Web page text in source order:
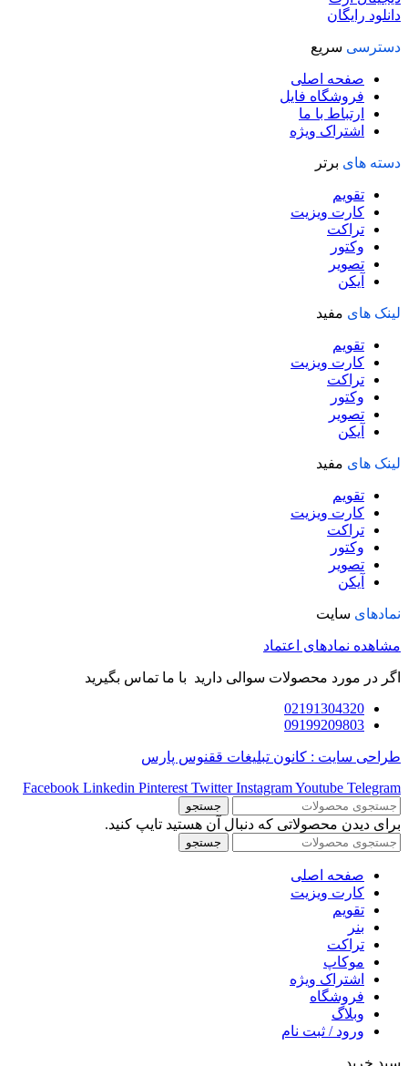
دانلود رایگان
دسترسی سریع
صفحه اصلی
فروشگاه فایل
ارتباط با ما
اشتراک ویژه
دسته های برتر
تقویم
کارت ویزیت
تراکت
وکتور
تصویر
آیکن
لینک های مفید
تقویم
کارت ویزیت
تراکت
وکتور
تصویر
آیکن
لینک های مفید
تقویم
کارت ویزیت
تراکت
وکتور
تصویر
آیکن
نمادهای سایت
مشاهده نمادهای اعتماد
اگر در مورد محصولات سوالی دارید با ما تماس بگیرید
02191304320
09199209803
طراحی سایت : کانون تبلیغات ققنوس پارس
Facebook Linkedin Pinterest Twitter InstagramYoutube Telegram
جستجو
برای دیدن محصولاتی که دنبال آن هستید تایپ کنید.
جستجو
صفحه اصلی
کارت ویزیت
تقویم
بنر
تراکت
موکاپ
اشتراک ویژه
فروشگاه
وبلاگ
ورود / ثبت نام